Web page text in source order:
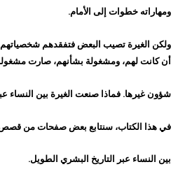
ومهاراته خطوات إلى الأمام.
ولكن الغيرة تصيب البعض فتفقدهم
أن كانت لهم، ومشغولة بشأنهم، صارت
شؤون غيرها. فماذا صنعت الغيرة بين النساء
في هذا الكتاب، سنتابع بعض صفحات من قصص
بين النساء عبر التاريخ البشري الطويل.